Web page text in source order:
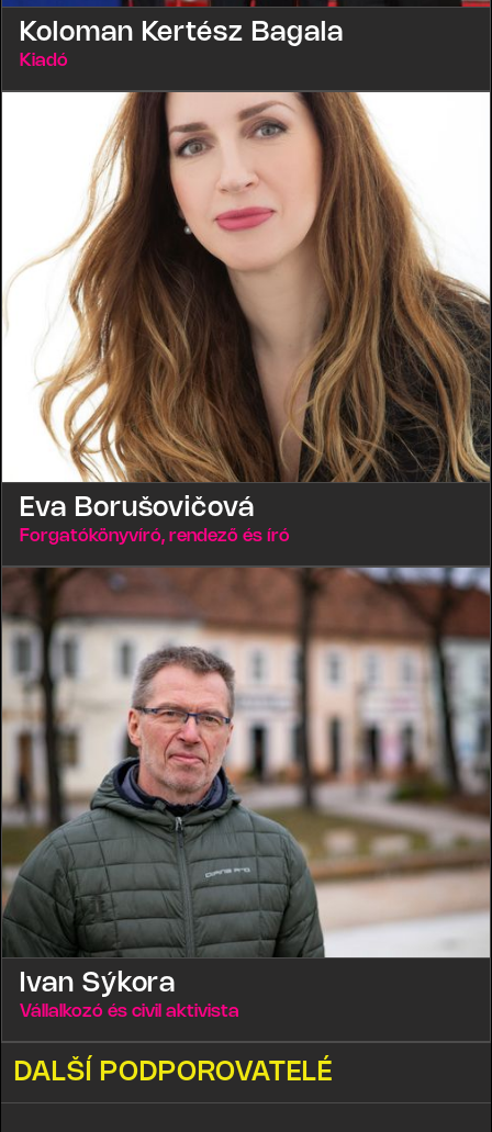
Koloman Kertész Bagala
Kiadó
Eva Borušovičová
Forgatókönyvíró, rendező és író
Ivan Sýkora
Vállalkozó és civil aktivista
DALŠÍ PODPOROVATELÉ